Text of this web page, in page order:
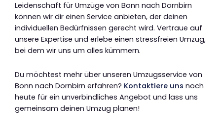
Leidenschaft für Umzüge von Bonn nach Dornbirn
können wir dir einen Service anbieten, der deinen
individuellen Bedürfnissen gerecht wird. Vertraue auf
unsere Expertise und erlebe einen stressfreien Umzug,
bei dem wir uns um alles kümmern.
Du möchtest mehr über unseren Umzugsservice von
Bonn nach Dornbirn erfahren? Kontaktiere uns noch
heute für ein unverbindliches Angebot und lass uns
gemeinsam deinen Umzug planen!